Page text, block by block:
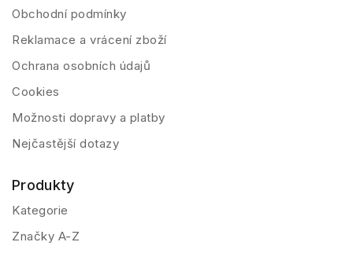
Obchodní podmínky
Reklamace a vrácení zboží
Ochrana osobních údajů
Cookies
Možnosti dopravy a platby
Nejčastější dotazy
Produkty
Kategorie
Značky A-Z